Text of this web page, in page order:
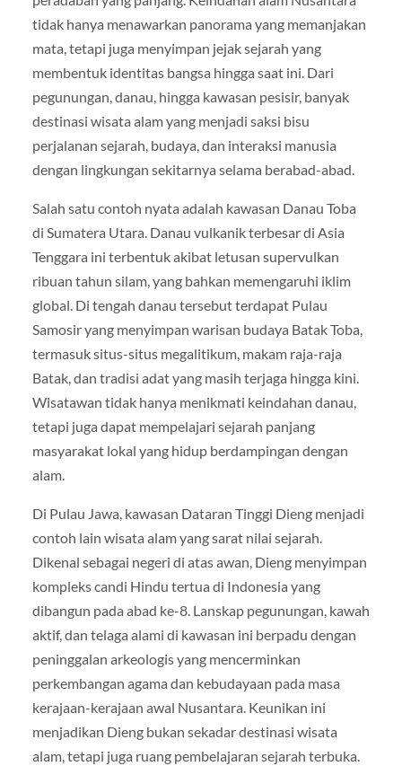
tidak hanya menawarkan panorama yang memanjakan
mata, tetapi juga menyimpan jejak sejarah yang
membentuk identitas bangsa hingga saat ini. Dari
pegunungan, danau, hingga kawasan pesisir, banyak
destinasi wisata alam yang menjadi saksi bisu
perjalanan sejarah, budaya, dan interaksi manusia
dengan lingkungan sekitarnya selama berabad-abad.
Salah satu contoh nyata adalah kawasan Danau Toba
di Sumatera Utara. Danau vulkanik terbesar di Asia
Tenggara ini terbentuk akibat letusan supervulkan
ribuan tahun silam, yang bahkan memengaruhi iklim
global. Di tengah danau tersebut terdapat Pulau
Samosir yang menyimpan warisan budaya Batak Toba,
termasuk situs-situs megalitikum, makam raja-raja
Batak, dan tradisi adat yang masih terjaga hingga kini.
Wisatawan tidak hanya menikmati keindahan danau,
tetapi juga dapat mempelajari sejarah panjang
masyarakat lokal yang hidup berdampingan dengan
alam.
Di Pulau Jawa, kawasan Dataran Tinggi Dieng menjadi
contoh lain wisata alam yang sarat nilai sejarah.
Dikenal sebagai negeri di atas awan, Dieng menyimpan
kompleks candi Hindu tertua di Indonesia yang
dibangun pada abad ke-8. Lanskap pegunungan, kawah
aktif, dan telaga alami di kawasan ini berpadu dengan
peninggalan arkeologis yang mencerminkan
perkembangan agama dan kebudayaan pada masa
kerajaan-kerajaan awal Nusantara. Keunikan ini
menjadikan Dieng bukan sekadar destinasi wisata
alam, tetapi juga ruang pembelajaran sejarah terbuka.